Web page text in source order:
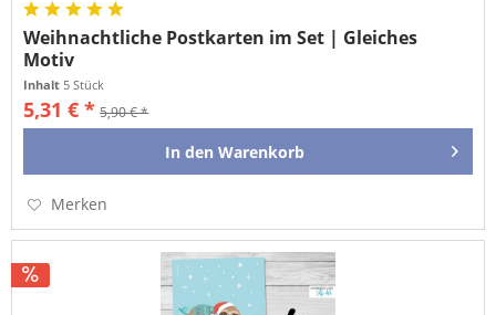
Weihnachtliche Postkarten im Set | Gleiches
Motiv
Inhalt5 Stück
5,31 € * 5,90 € *
In den Warenkorb
Merken